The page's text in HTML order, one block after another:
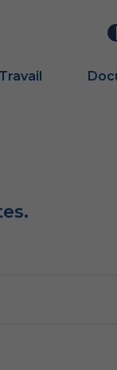
Travail